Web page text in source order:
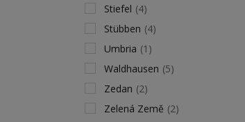
Stiefel (4)
Stübben (4)
Umbria (1)
Waldhausen (5)
Zedan (2)
Zelená Země (2)